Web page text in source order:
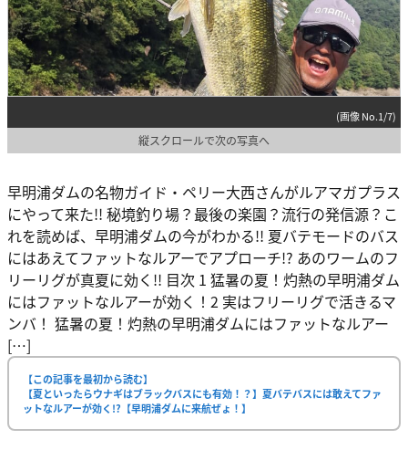
(画像 No.1/7)
縦スクロールで次の写真へ
早明浦ダムの名物ガイド・ペリー大西さんがルアマガプラス
にやって来た!! 秘境釣り場？最後の楽園？流行の発信源？こ
れを読めば、早明浦ダムの今がわかる!! 夏バテモードのバス
にはあえてファットなルアーでアプローチ!? あのワームのフ
リーリグが真夏に効く!! 目次 1 猛暑の夏！灼熱の早明浦ダム
にはファットなルアーが効く！2 実はフリーリグで活きるマ
ンバ！ 猛暑の夏！灼熱の早明浦ダムにはファットなルアー
[…]
【この記事を最初から読む】
【夏といったらウナギはブラックバスにも有効！？】夏バテバスには敢えてファ
ットなルアーが効く!?【早明浦ダムに来航ぜょ！】